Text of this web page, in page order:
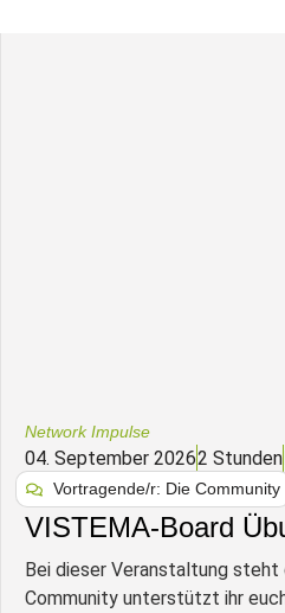
Network Impulse
04. September 20262 Stunden
Vortragende/r: Die Community
VISTEMA-Board
Bei dieser Veranstaltung
Community unterstützt ihr